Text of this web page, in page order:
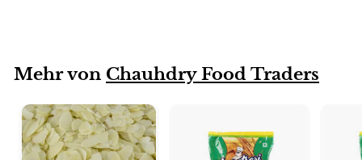
Mehr von Chauhdry Food Traders